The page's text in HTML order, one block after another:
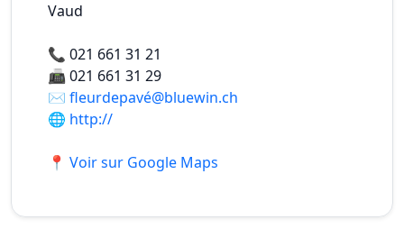
Vaud
📞 021 661 31 21
📠021 661 31 29
✉️ fleurdepavé@bluewin.ch
🌐 http://
📍 Voir sur Google Maps